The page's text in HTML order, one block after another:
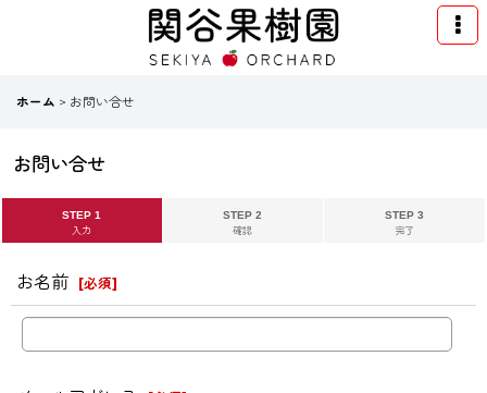
ホーム > お問い合せ
お問い合せ
STEP 1
入力
STEP 2
確認
STEP 3
完了
お名前 [必須]